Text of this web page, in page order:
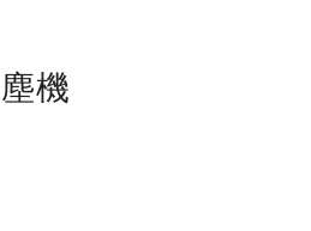
機